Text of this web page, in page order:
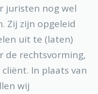
juristen nog wel
Zij zijn opgeleid
uit te (laten)
de rechtsvorming,
In plaats van
wij